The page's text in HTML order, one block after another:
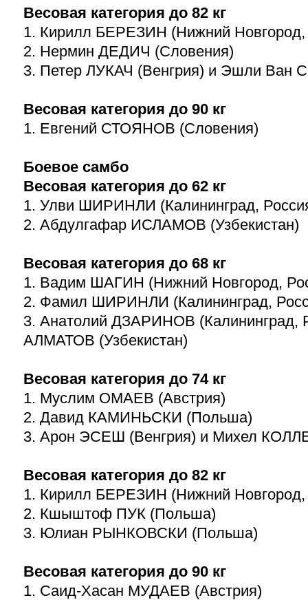
Весовая категория до 82 кг
1. Кирилл БЕРЕЗИН (Нижний Новгород,
2. Нермин ДЕДИЧ (Словения)
3. Петер ЛУКАЧ (Венгрия) и Эшли Ван
Весовая категория до 90 кг
1. Евгений СТОЯНОВ (Словения)
Боевое самбо
Весовая категория до 62 кг
1. Улви ШИРИНЛИ (Калининград,
2. Абдулгафар ИСЛАМОВ (Узбекистан)
Весовая категория до 68 кг
1. Вадим ШАГИН (Нижний Новгород,
2. Фамил ШИРИНЛИ (Калининград,
3. Анатолий ДЗАРИНОВ (Калининград,
АЛМАТОВ (Узбекистан)
Весовая категория до 74 кг
1. Муслим ОМАЕВ (Австрия)
2. Давид КАМИНЬСКИ (Польша)
3. Арон ЭСЕШ (Венгрия) и Михел
Весовая категория до 82 кг
1. Кирилл БЕРЕЗИН (Нижний Новгород,
2. Кшыштоф ПУК (Польша)
3. Юлиан РЫНКОВСКИ (Польша)
Весовая категория до 90 кг
1. Саид-Хасан МУДАЕВ (Австрия)